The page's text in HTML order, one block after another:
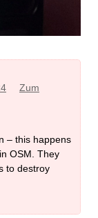
Zum
– this happens
OSM. They
to destroy